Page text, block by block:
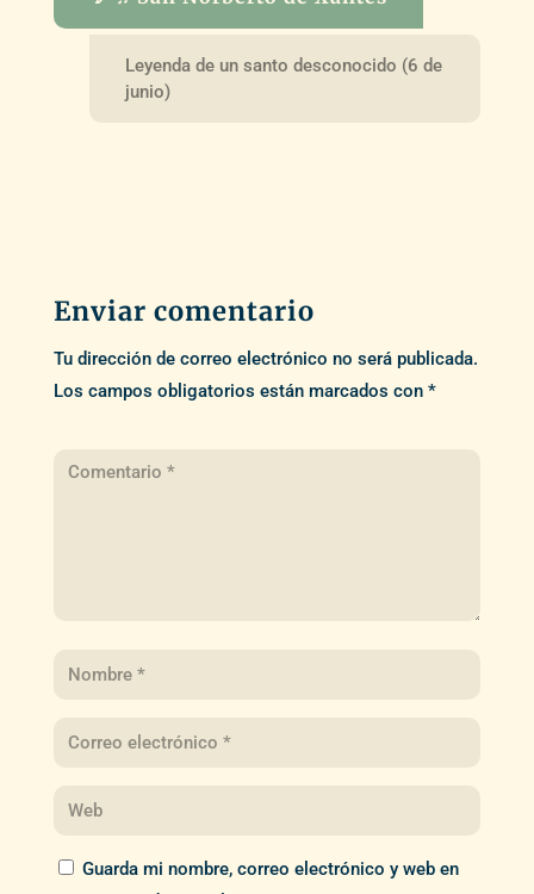
Leyenda de un santo desconocido (6 de
junio)
Enviar comentario
Tu dirección de correo electrónico no será publicada.
Los campos obligatorios están marcados con *
Guarda mi nombre, correo electrónico y web en